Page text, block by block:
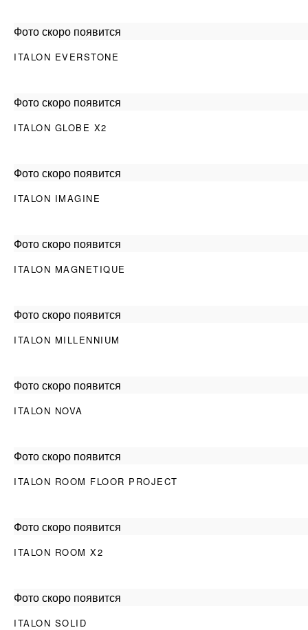
Фото скоро появится
ITALON EVERSTONE
Фото скоро появится
ITALON GLOBE X2
Фото скоро появится
ITALON IMAGINE
Фото скоро появится
ITALON MAGNETIQUE
Фото скоро появится
ITALON MILLENNIUM
Фото скоро появится
ITALON NOVA
Фото скоро появится
ITALON ROOM FLOOR PROJECT
Фото скоро появится
ITALON ROOM X2
Фото скоро появится
ITALON SOLID